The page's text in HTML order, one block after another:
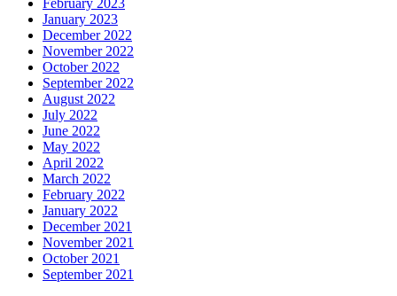
February 2023
January 2023
December 2022
November 2022
October 2022
September 2022
August 2022
July 2022
June 2022
May 2022
April 2022
March 2022
February 2022
January 2022
December 2021
November 2021
October 2021
September 2021